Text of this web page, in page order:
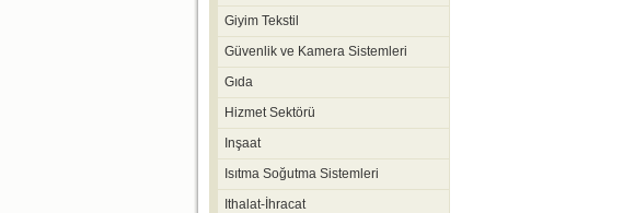
Giyim Tekstil
Güvenlik ve Kamera Sistemleri
Gıda
Hizmet Sektörü
Inşaat
Isıtma Soğutma Sistemleri
Ithalat-İhracat